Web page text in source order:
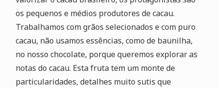
os pequenos e médios produtores de cacau.
Trabalhamos com grãos selecionados e com puro
cacau, não usamos essências, como de baunilha,
no nosso chocolate, porque queremos explorar as
notas do cacau. Esta fruta tem um monte de
particularidades, detalhes muito sutis que